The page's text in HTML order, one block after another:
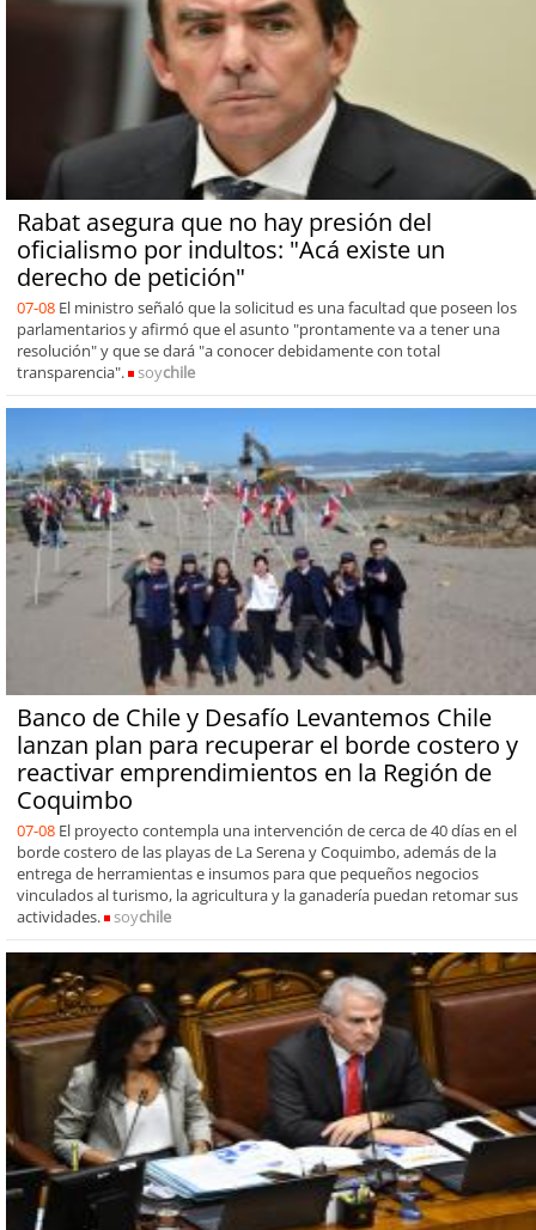
Rabat asegura que no hay presión del
oficialismo por indultos: "Acá existe un
derecho de petición"
07-08 El ministro señaló que la solicitud es una facultad que poseen los
parlamentarios y afirmó que el asunto "prontamente va a tener una
resolución" y que se dará "a conocer debidamente con total
transparencia".
soychile
Banco de Chile y Desafío Levantemos Chile
lanzan plan para recuperar el borde costero y
reactivar emprendimientos en la Región de
Coquimbo
07-08 El proyecto contempla una intervención de cerca de 40 días en el
borde costero de las playas de La Serena y Coquimbo, además de la
entrega de herramientas e insumos para que pequeños negocios
vinculados al turismo, la agricultura y la ganadería puedan retomar sus
actividades.
soychile